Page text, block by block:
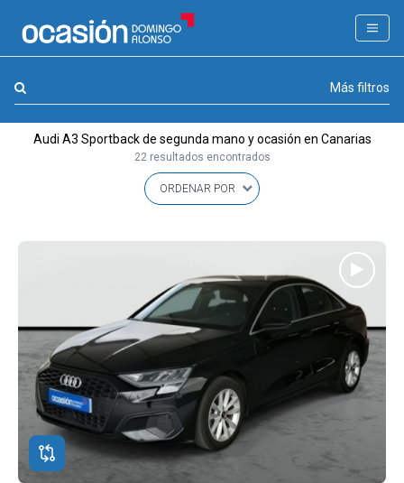
FILTROS
APPROVED
Combustible y cambio (0)
Precio y cuota (0)
Carrocería, año y Kms. (0)
Más filtros
Audi A3 Sportback de segunda mano y ocasión en Canarias
22 resultados encontrados